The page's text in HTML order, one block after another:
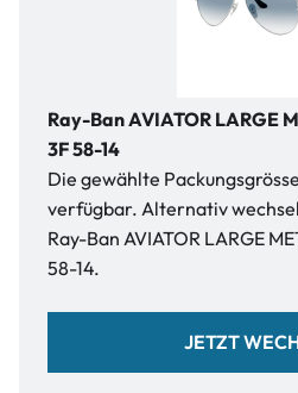
Ray-Ban AVIATOR LARGE
3F 58-14
Die gewählte
verfügbar. Alternativ
Ray-Ban AVIATOR LARGE
58-14.
JETZT